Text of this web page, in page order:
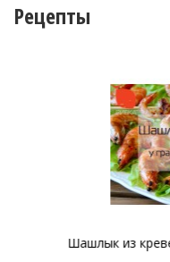
Рецепты
соке